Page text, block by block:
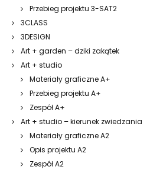
Przebieg projektu 3-SAT2
3CLASS
3DESIGN
Art + garden – dziki zakątek
Art + studio
Materiały graficzne A+
Przebieg projektu A+
Zespół A+
Art + studio – kierunek zwiedzania
Materiały graficzne A2
Opis projektu A2
Zespół A2